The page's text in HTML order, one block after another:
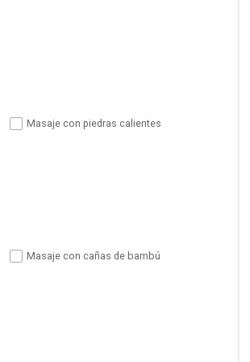
Masaje con piedras calientes
Masaje con cañas de bambú